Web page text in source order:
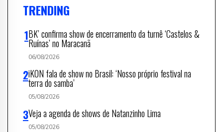
TRENDING
BK’ confirma show de encerramento da turnê ‘Castelos &
Ruínas’ no Maracanã
06/08/2026
iKON fala de show no Brasil: ‘Nosso próprio festival na
terra do samba’
05/08/2026
Veja a agenda de shows de Natanzinho Lima
05/08/2026